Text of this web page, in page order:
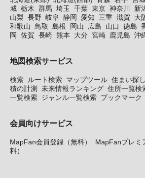
城 栃木 群馬 埼玉 千葉 東京 神奈川 新
山梨 長野 岐阜 静岡 愛知 三重 滋賀 大
和歌山
鳥取 島根 岡山 広島 山口 徳島
岡
佐賀 長崎 熊本 大分 宮崎 鹿児島 沖
地図検索サービス
検索 ルート検索 マップツール 住まい探
積の計測
未来情報ランキング 住所一覧検
一覧検索 ジャンル一覧検索 ブックマーク
会員向けサービス
MapFan会員登録（無料）
MapFanプレミ
料）